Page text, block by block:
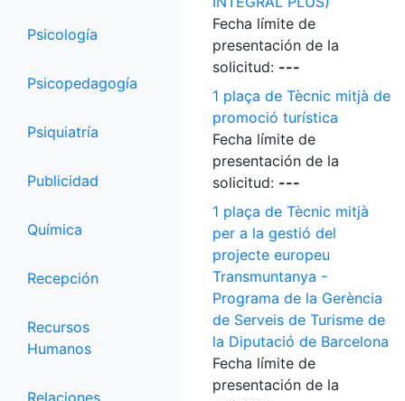
Psicología
Psicopedagogía
Psiquiatría
Publicidad
Química
Recepción
Recursos
Humanos
Relaciones
Fecha límite de
presentación de la
solicitud: ---
1 plaça de Tècnic mitjà de
promoció turística
Fecha límite de
presentación de la
solicitud: ---
1 plaça de Tècnic mitjà
per a la gestió del
projecte europeu
Transmuntanya -
Programa de la Gerència
de Serveis de Turisme de
la Diputació de Barcelona
Fecha límite de
presentación de la